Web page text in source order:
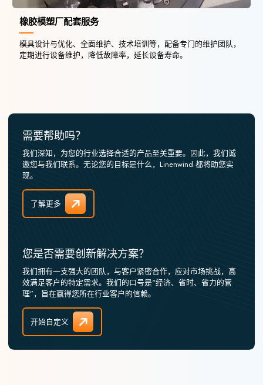
橡胶模塑厂配套服务
模具设计与优化、全面维护、技术培训等，配备专门的维护团队，
定期进行设备维护，降低故障率，延长设备寿命。
需要帮助吗？
我们深知，为您的行业选择合适的产品至关重要。因此，我们诚
邀您与我们联系。无论您的目标是什么，Linenwind 都将助您实
现。
了解更多
您是否需要创新解决方案？
我们拥有一支强大的团队，与客户紧密合作，应对市场挑战，高
效满足客户的特定需求。我们的口号是“经济、省时、省力的管
理”，旨在赢得您所在行业客户的信赖。
开始自定义